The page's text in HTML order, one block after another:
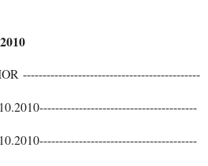
---------------------------------------------